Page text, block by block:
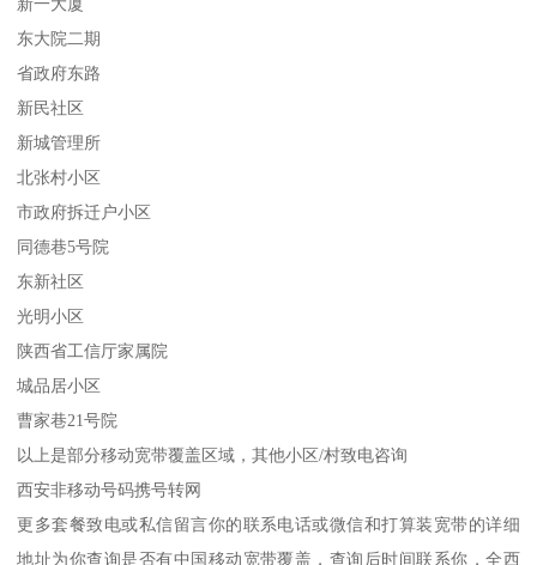
新一大厦
东大院二期
省政府东路
新民社区
新城管理所
北张村小区
市政府拆迁户小区
同德巷5号院
东新社区
光明小区
陕西省工信厅家属院
城品居小区
曹家巷21号院
以上是部分移动宽带覆盖区域，其他小区/村致电咨询
西安非移动号码携号转网
更多套餐致电或私信留言你的联系电话或微信和打算装宽带的详细
地址为你查询是否有中国移动宽带覆盖，查询后时间联系你，全西